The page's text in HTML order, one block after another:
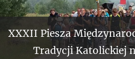
XXXII Piesza
Tradycji Katolickiej